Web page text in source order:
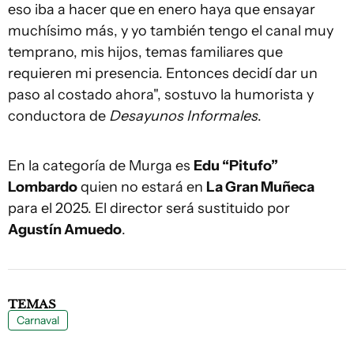
eso iba a hacer que en enero haya que ensayar
muchísimo más, y yo también tengo el canal muy
temprano, mis hijos, temas familiares que
requieren mi presencia. Entonces decidí dar un
paso al costado ahora", sostuvo la humorista y
conductora de Desayunos Informales.
En la categoría de Murga es Edu “Pitufo”
Lombardoquien no estará en La Gran Muñeca
para el 2025. El director será sustituido por
Agustín Amuedo.
TEMAS
Carnaval